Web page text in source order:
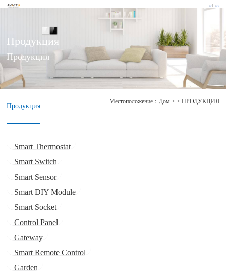
Продукция
Продукция
Продукция
Местоположение： Дом > > ПРОДУКЦИЯ
Smart Thermostat
Smart Switch
Smart Sensor
Smart DIY Module
Smart Socket
Control Panel
Gateway
Smart Remote Control
Garden